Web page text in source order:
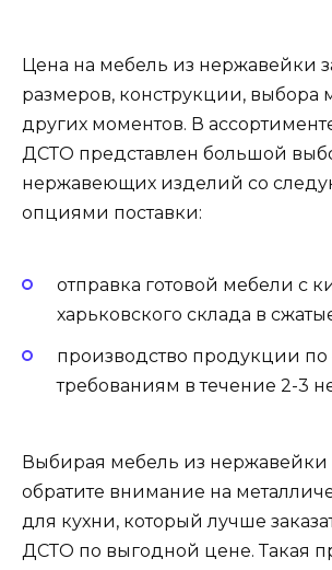
Цена на мебель из нержавейки
размеров, конструкции, выбора
других моментов. В
ДСТО представлен большой
нержавеющих изделий со
опциями поставки:
отправка готовой мебели с
харьковского склада в
производство продукции
требованиям в течение 2-3
Выбирая мебель из нержавейки
обратите внимание на
для кухни, который лучше
ДСТО по выгодной цене. Такая